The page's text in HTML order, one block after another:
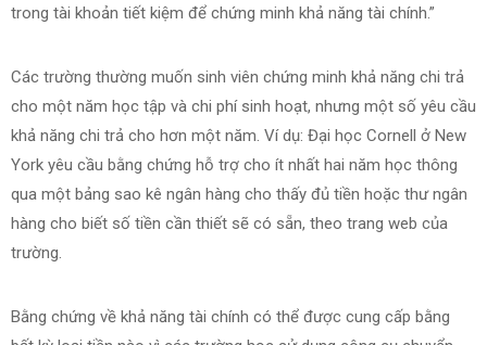
trong tài khoản tiết kiệm để chứng minh khả năng tài chính.”
Các trường thường muốn sinh viên chứng minh khả năng chi trả
cho một năm học tập và chi phí sinh hoạt, nhưng một số yêu cầu
khả năng chi trả cho hơn một năm. Ví dụ: Đại học Cornell ở New
York yêu cầu bằng chứng hỗ trợ cho ít nhất hai năm học thông
qua một bảng sao kê ngân hàng cho thấy đủ tiền hoặc thư ngân
hàng cho biết số tiền cần thiết sẽ có sẵn, theo trang web của
trường.
Bằng chứng về khả năng tài chính có thể được cung cấp bằng